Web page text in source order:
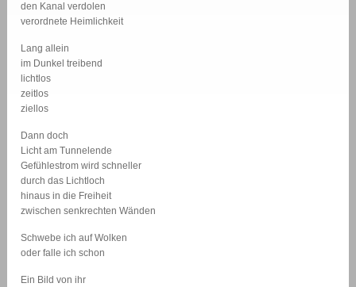
den Kanal verdolen
verordnete Heimlichkeit
Lang allein
im Dunkel treibend
lichtlos
zeitlos
ziellos
Dann doch
Licht am Tunnelende
Gefühlestrom wird schneller
durch das Lichtloch
hinaus in die Freiheit
zwischen senkrechten Wänden
Schwebe ich auf Wolken
oder falle ich schon
Ein Bild von ihr